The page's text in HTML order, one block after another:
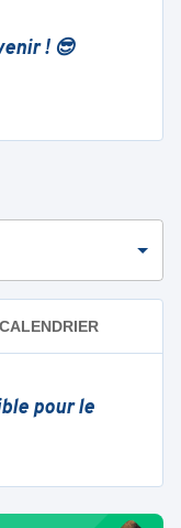
! 😎
CALENDRIER
pour le